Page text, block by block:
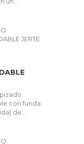
con funda
de...